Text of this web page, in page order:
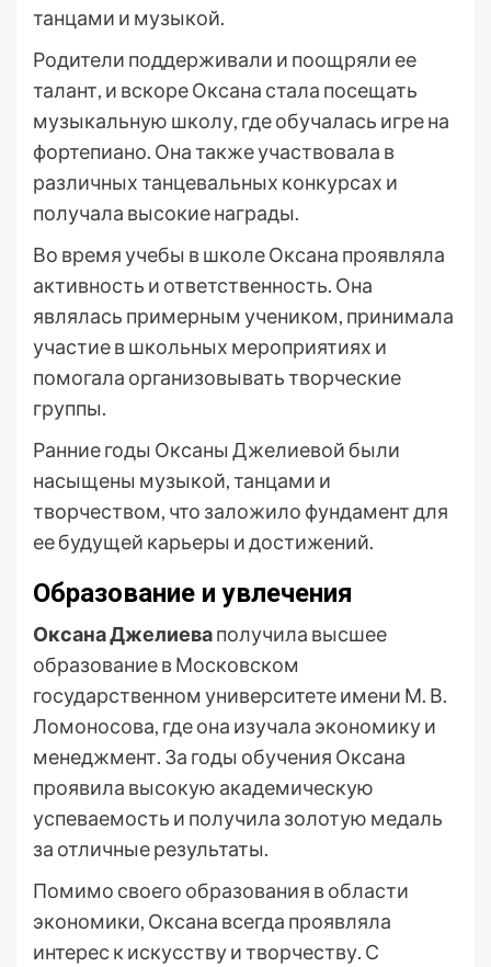
танцами и музыкой.
Родители поддерживали и поощряли ее
талант, и вскоре Оксана стала посещать
музыкальную школу, где обучалась игре на
фортепиано. Она также участвовала в
различных танцевальных конкурсах и
получала высокие награды.
Во время учебы в школе Оксана проявляла
активность и ответственность. Она
являлась примерным учеником, принимала
участие в школьных мероприятиях и
помогала организовывать творческие
группы.
Ранние годы Оксаны Джелиевой были
насыщены музыкой, танцами и
творчеством, что заложило фундамент для
ее будущей карьеры и достижений.
Образование и увлечения
Оксана Джелиеваполучила высшее
образование в Московском
государственном университете имени М. В.
Ломоносова, где она изучала экономику и
менеджмент. За годы обучения Оксана
проявила высокую академическую
успеваемость и получила золотую медаль
за отличные результаты.
Помимо своего образования в области
экономики, Оксана всегда проявляла
интерес к искусству и творчеству. С